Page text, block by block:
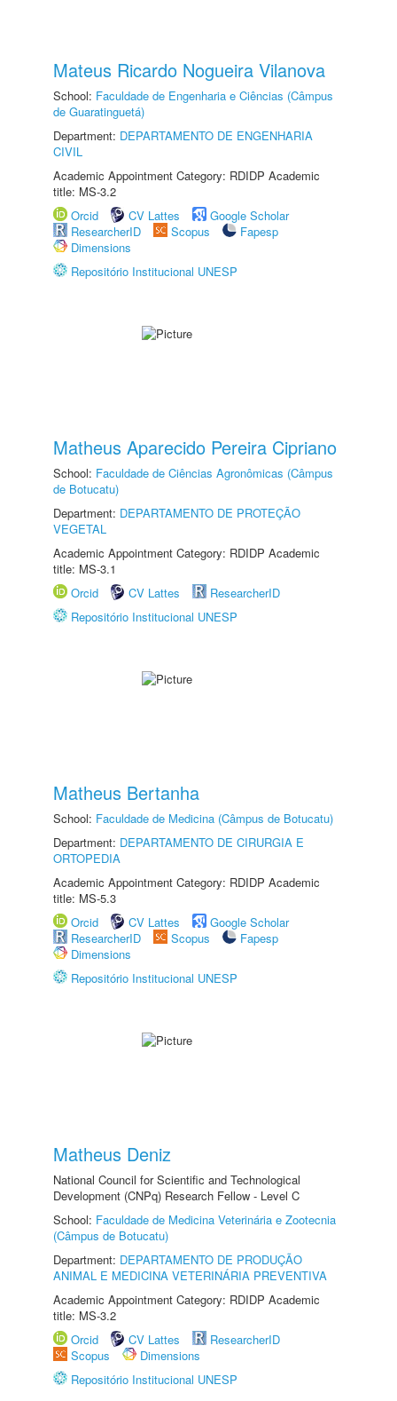
Mateus Ricardo Nogueira Vilanova
School: Faculdade de Engenharia e Ciências (Câmpus
de Guaratinguetá)
Department: DEPARTAMENTO DE ENGENHARIA
CIVIL
Academic Appointment Category: RDIDP Academic
title: MS-3.2
Orcid
CV Lattes
Google Scholar
ResearcherID
Scopus
Fapesp
Dimensions
Repositório Institucional UNESP
Matheus Aparecido Pereira Cipriano
School: Faculdade de Ciências Agronômicas (Câmpus
de Botucatu)
Department: DEPARTAMENTO DE PROTEÇÃO
VEGETAL
Academic Appointment Category: RDIDP Academic
title: MS-3.1
Orcid
CV Lattes
ResearcherID
Repositório Institucional UNESP
Matheus Bertanha
School: Faculdade de Medicina (Câmpus de Botucatu)
Department: DEPARTAMENTO DE CIRURGIA E
ORTOPEDIA
Academic Appointment Category: RDIDP Academic
title: MS-5.3
Orcid
CV Lattes
Google Scholar
ResearcherID
Scopus
Fapesp
Dimensions
Repositório Institucional UNESP
Matheus Deniz
National Council for Scientific and Technological
Development (CNPq) Research Fellow - Level C
School: Faculdade de Medicina Veterinária e Zootecnia
(Câmpus de Botucatu)
Department: DEPARTAMENTO DE PRODUÇÃO
ANIMAL E MEDICINA VETERINÁRIA PREVENTIVA
Academic Appointment Category: RDIDP Academic
title: MS-3.2
Orcid
CV Lattes
ResearcherID
Scopus
Dimensions
Repositório Institucional UNESP